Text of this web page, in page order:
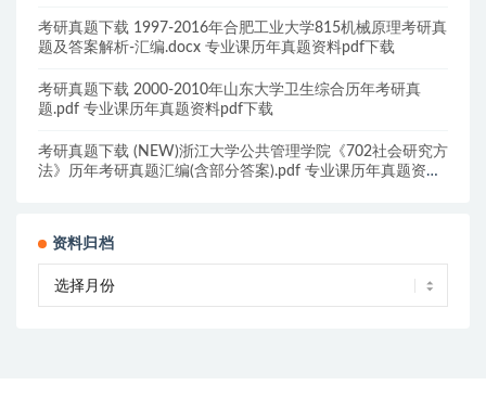
考研真题下载 1997-2016年合肥工业大学815机械原理考研真
题及答案解析-汇编.docx 专业课历年真题资料pdf下载
考研真题下载 2000-2010年山东大学卫生综合历年考研真
题.pdf 专业课历年真题资料pdf下载
考研真题下载 (NEW)浙江大学公共管理学院《702社会研究方
法》历年考研真题汇编(含部分答案).pdf 专业课历年真题资料
资料归档